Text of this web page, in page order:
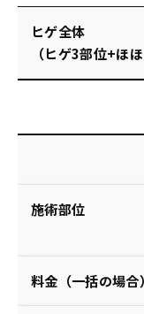
ヒゲ全体
（ヒゲ3部位+ほ
施術部位
料金（一括の場合）